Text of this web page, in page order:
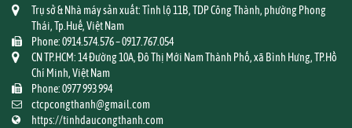
Trụ sở & Nhà máy sản xuất: Tỉnh lộ 11B, TDP Công Thành, phường Phong
Thái, Tp.Huế, Việt Nam
Phone: 0914.574.576 – 0917.767.054
CN TP.HCM: 14 Đường 10A, Đô Thị Mới Nam Thành Phố, xã Bình Hưng, TP.Hồ
Chí Minh, Việt Nam
Phone: 0977 993 994
ctcpcongthanh@gmail.com
https://tinhdaucongthanh.com